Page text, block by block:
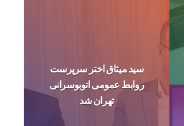
سید میثاق اختر سرپرست
روابط عمومی اتوبوسرانی
تهران شد